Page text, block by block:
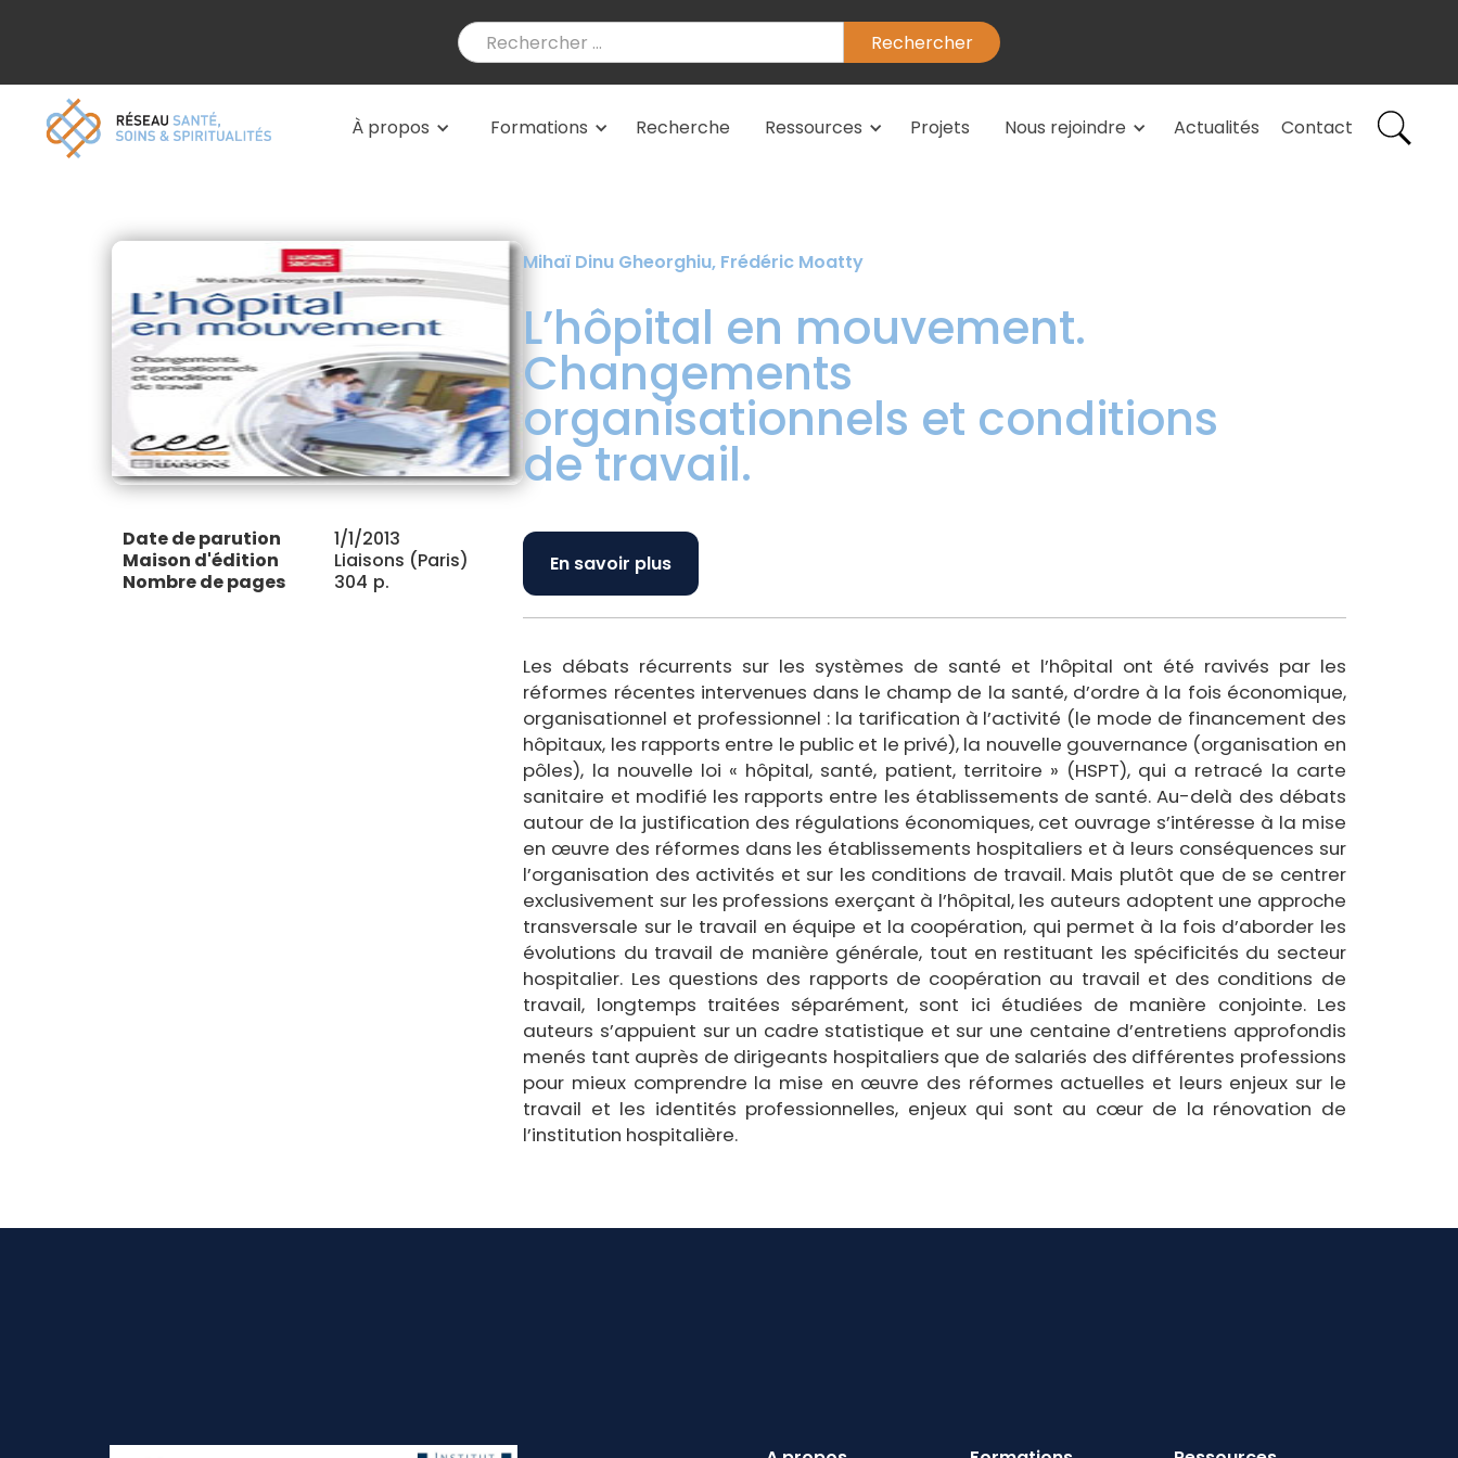
À propos Formations Recherche Ressources Projets Nous rejoindre Actualités Contact
Date de parution
1/1/2013
Maison d'édition
Liaisons (Paris)
Nombre de pages
304 p.
Mihaï Dinu Gheorghiu, Frédéric Moatty
L’hôpital en mouvement.
Changements
organisationnels et conditions
de travail.
En savoir plus
Les débats récurrents sur les systèmes de santé et l’hôpital ont été ravivés par les
réformes récentes intervenues dans le champ de la santé, d’ordre à la fois économique,
organisationnel et professionnel : la tarification à l’activité (le mode de financement des
hôpitaux, les rapports entre le public et le privé), la nouvelle gouvernance (organisation en
pôles), la nouvelle loi « hôpital, santé, patient, territoire » (HSPT), qui a retracé la carte
sanitaire et modifié les rapports entre les établissements de santé. Au-delà des débats
autour de la justification des régulations économiques, cet ouvrage s’intéresse à la mise
en œuvre des réformes dans les établissements hospitaliers et à leurs conséquences sur
l’organisation des activités et sur les conditions de travail. Mais plutôt que de se centrer
exclusivement sur les professions exerçant à l’hôpital, les auteurs adoptent une approche
transversale sur le travail en équipe et la coopération, qui permet à la fois d’aborder les
évolutions du travail de manière générale, tout en restituant les spécificités du secteur
hospitalier. Les questions des rapports de coopération au travail et des conditions de
travail, longtemps traitées séparément, sont ici étudiées de manière conjointe. Les
auteurs s’appuient sur un cadre statistique et sur une centaine d’entretiens approfondis
menés tant auprès de dirigeants hospitaliers que de salariés des différentes professions
pour mieux comprendre la mise en œuvre des réformes actuelles et leurs enjeux sur le
travail et les identités professionnelles, enjeux qui sont au cœur de la rénovation de
l’institution hospitalière.